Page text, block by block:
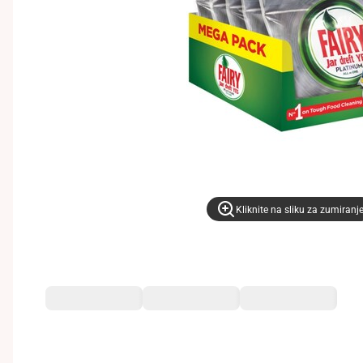
Kliknite na sliku za zumiranje